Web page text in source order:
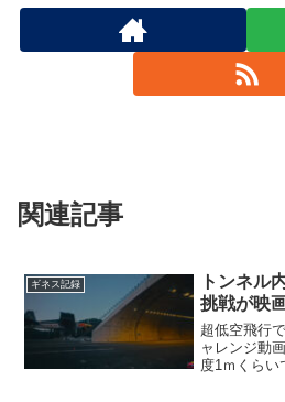
関連記事
ギネス記録
トンネル
挑戦が映
超低空飛行
ャレンジ動
度1ｍくらい